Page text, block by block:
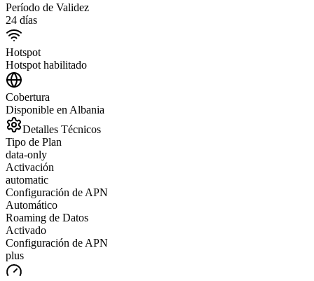
Período de Validez
24 días
Hotspot
Hotspot habilitado
Cobertura
Disponible en Albania
Detalles Técnicos
Tipo de Plan
data-only
Activación
automatic
Configuración de APN
Automático
Roaming de Datos
Activado
Configuración de APN
plus